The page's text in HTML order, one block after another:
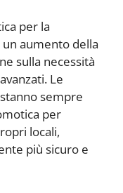
per la
un aumento della
sulla necessità
Le
sempre
per
locali,
più sicuro e